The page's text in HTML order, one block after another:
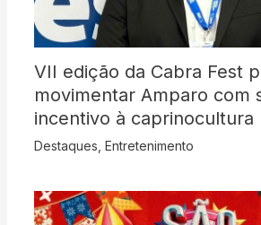
VII edição da Cabra Fest
movimentar Amparo com
incentivo à caprinocultura
Destaques Entretenimento